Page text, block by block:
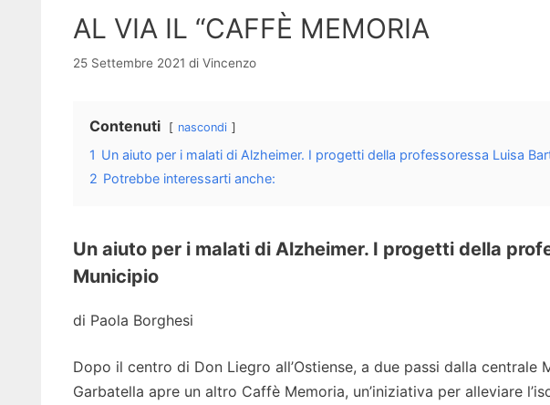
AL VIA IL “CAFFÈ MEMORIA
25 Settembre 2021 di Vincenzo
Contenuti nascondi
1 Un aiuto per i malati di Alzheimer. I progetti della professoressa Luisa
2 Potrebbe interessarti anche:
Un aiuto per i malati di Alzheimer. I progetti della
Municipio
di Paola Borghesi
Dopo il centro di Don Liegro all’Ostiense, a due passi dalla centrale
Garbatella apre un altro Caffè Memoria, un’iniziativa per alleviare